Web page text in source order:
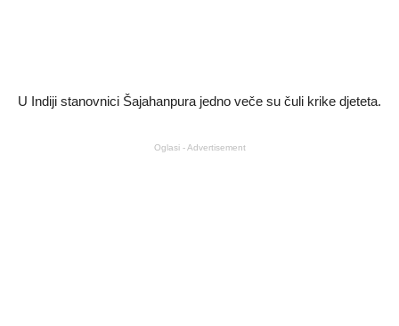
U Indiji stanovnici Šajahanpura jedno veče su čuli krike djeteta.
Oglasi - Advertisement